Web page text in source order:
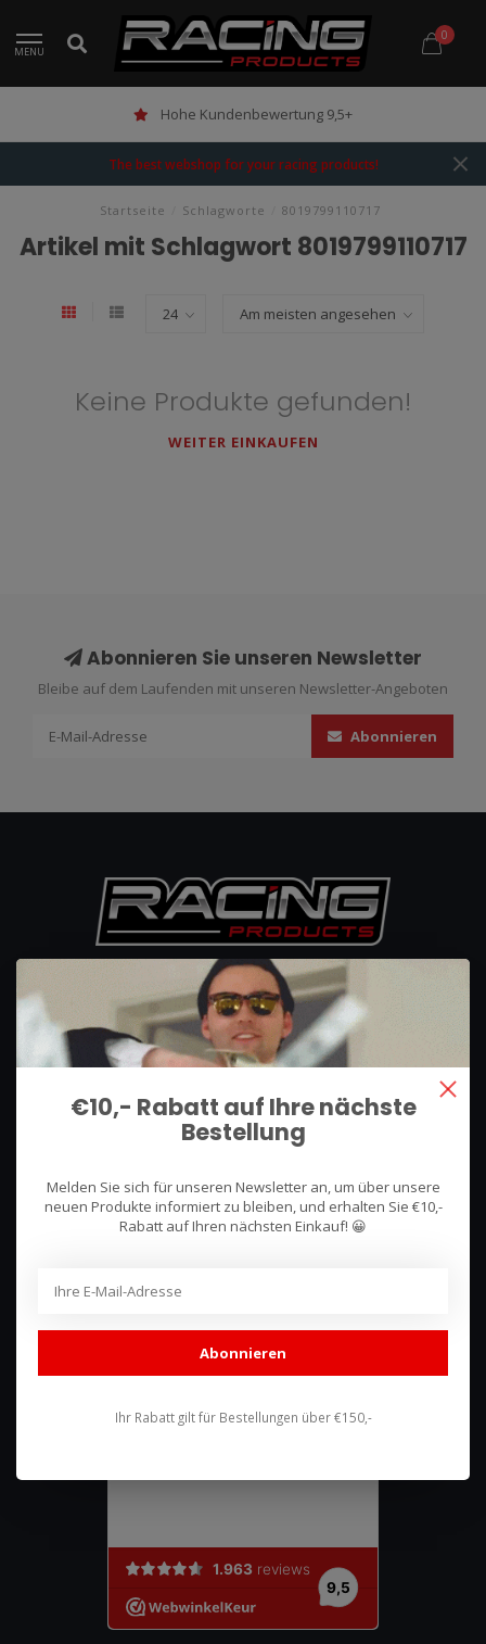
MENU
0
Hohe Kundenbewertung 9,5+
The best webshop for your racing products!
Startseite Schlagworte 8019799110717
Artikel mit Schlagwort 8019799110717
Keine Produkte gefunden!
WEITER EINKAUFEN
Abonnieren Sie unseren Newsletter
Bleibe auf dem Laufenden mit unseren Newsletter-Angeboten
Abonnieren
We use what we sell, that's the difference!
Hullerpad 13Q
6741 PA
Lunteren, Nederland
085 744 4602
shop@racing-products.com
Bewertungen
€10,- Rabatt auf Ihre nächste
Bestellung
Melden Sie sich für unseren Newsletter an, um über unsere
neuen Produkte informiert zu bleiben, und erhalten Sie €10,-
Rabatt auf Ihren nächsten Einkauf! 😀
Abonnieren
Ihr Rabatt gilt für Bestellungen über €150,-